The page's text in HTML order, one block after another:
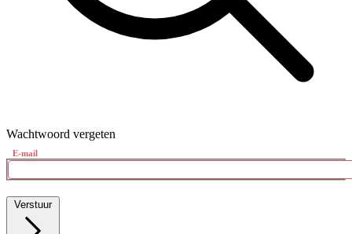
Wachtwoord vergeten
E-mail
Verstuur